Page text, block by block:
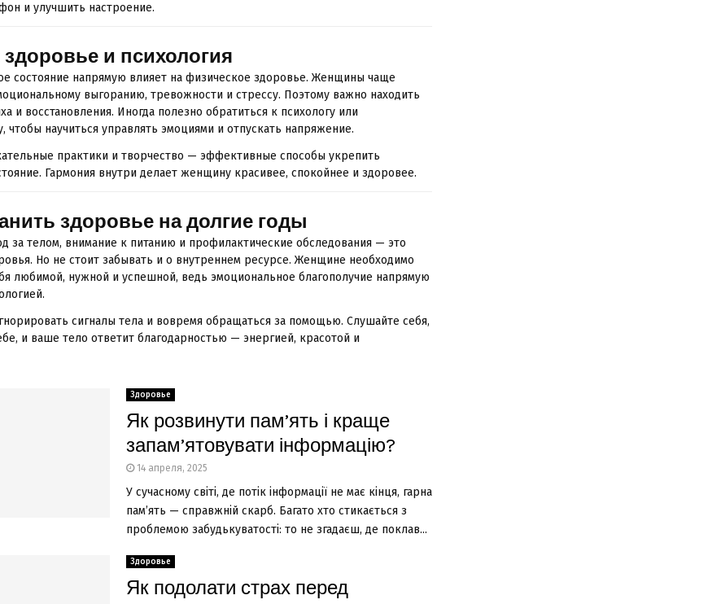
и улучшить настроение.
и психология
состояние напрямую влияет на физическое здоровье. Женщины чаще
выгоранию, тревожности и стрессу. Поэтому важно находить
и восстановления. Иногда полезно обратиться к психологу или
чтобы научиться управлять эмоциями и отпускать напряжение.
практики и творчество — эффективные способы укрепить
Гармония внутри делает женщину красивее, спокойнее и здоровее.
здоровье на долгие годы
за телом, внимание к питанию и профилактические обследования — это
Но не стоит забывать и о внутреннем ресурсе. Женщине необходимо
любимой, нужной и успешной, ведь эмоциональное благополучие напрямую
сигналы тела и вовремя обращаться за помощью. Слушайте себя,
и ваше тело ответит благодарностью — энергией, красотой и
Здоровье
Як розвинути пам’ять і краще
запам’ятовувати інформацію?
14 апреля, 2025
У сучасному світі, де потік інформації не має кінця, гарна
пам’ять — справжній скарб. Багато хто стикається з
проблемою забудькуватості: то не згадаєш, де поклав...
Здоровье
Як подолати страх перед